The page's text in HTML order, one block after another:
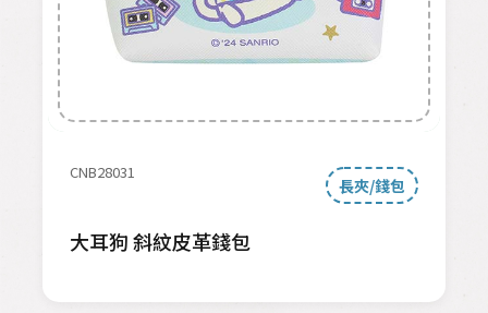
CNB28031
長夾/錢包
大耳狗 斜紋皮革錢包